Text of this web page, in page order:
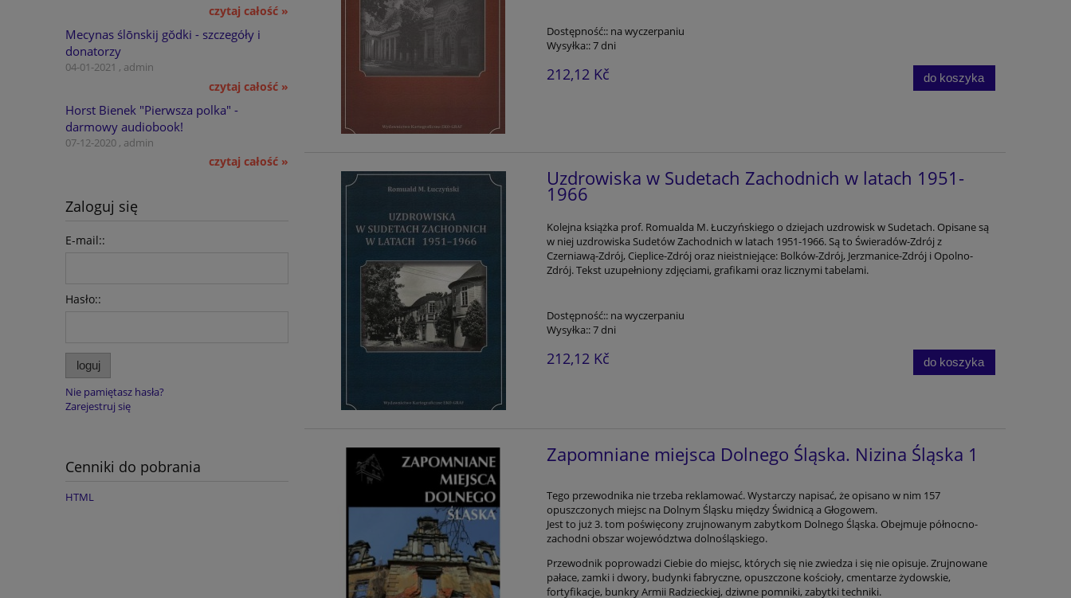
czytaj całość »
Mecynas ślōnskij gŏdki - szczegóły i
donatorzy
04-01-2021 , admin
czytaj całość »
Horst Bienek "Pierwsza polka" -
darmowy audiobook!
07-12-2020 , admin
czytaj całość »
Zaloguj się
E-mail::
Hasło::
loguj
Nie pamiętasz hasła?
Zarejestruj się
Cenniki do pobrania
HTML
Dostępność:: na wyczerpaniu
Wysyłka::7 dni
212,12 Kč do koszyka
Uzdrowiska w Sudetach Zachodnich w latach 1951-
1966
Kolejna książka prof. Romualda M. Łuczyńskiego o dziejach uzdrowisk w Sudetach. Opisane są
w niej uzdrowiska Sudetów Zachodnich w latach 1951-1966. Są to Świeradów-Zdrój z
Czerniawą-Zdrój, Cieplice-Zdrój oraz nieistniejące: Bolków-Zdrój, Jerzmanice-Zdrój i Opolno-
Zdrój. Tekst uzupełniony zdjęciami, grafikami oraz licznymi tabelami.
Dostępność:: na wyczerpaniu
Wysyłka::7 dni
212,12 Kč do koszyka
Zapomniane miejsca Dolnego Śląska. Nizina Śląska 1
Tego przewodnika nie trzeba reklamować. Wystarczy napisać, że opisano w nim 157
opuszczonych miejsc na Dolnym Śląsku między Świdnicą a Głogowem.
Jest to już 3. tom poświęcony zrujnowanym zabytkom Dolnego Śląska. Obejmuje północno-
zachodni obszar województwa dolnośląskiego.
Przewodnik poprowadzi Ciebie do miejsc, których się nie zwiedza i się nie opisuje. Zrujnowane
pałace, zamki i dwory, budynki fabryczne, opuszczone kościoły, cmentarze żydowskie,
fortyfikacje, bunkry Armii Radzieckiej, dziwne pomniki, zabytki techniki.